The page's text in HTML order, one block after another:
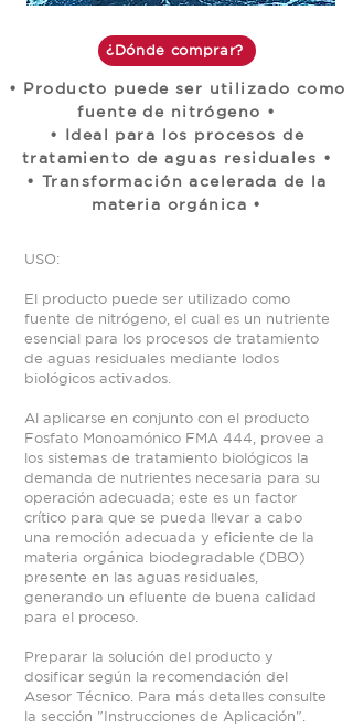
¿Dónde comprar?
• Producto puede ser utilizado como
fuente de nitrógeno •
• Ideal para los procesos de
tratamiento de aguas residuales •
• Transformación acelerada de la
materia orgánica •
USO:
El producto puede ser utilizado como
fuente de nitrógeno, el cual es un nutriente
esencial para los procesos de tratamiento
de aguas residuales mediante lodos
biológicos activados.
Al aplicarse en conjunto con el producto
Fosfato Monoamónico FMA 444, provee a
los sistemas de tratamiento biológicos la
demanda de nutrientes necesaria para su
operación adecuada; este es un factor
crítico para que se pueda llevar a cabo
una remoción adecuada y eficiente de la
materia orgánica biodegradable (DBO)
presente en las aguas residuales,
generando un efluente de buena calidad
para el proceso.
Preparar la solución del producto y
dosificar según la recomendación del
Asesor Técnico. Para más detalles consulte
la sección "Instrucciones de Aplicación".